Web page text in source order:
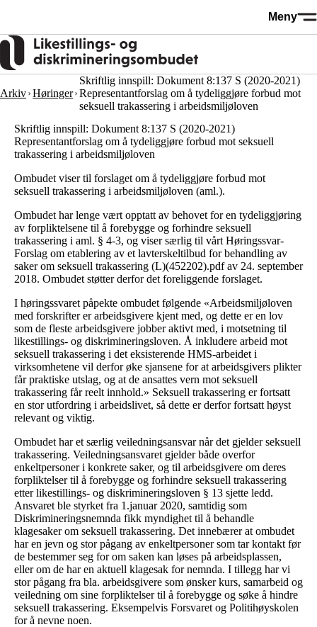
Meny
Arkiv Høringer
Skriftlig innspill: Dokument 8:137 S (2020-2021)
Representantforslag om å tydeliggjøre forbud mot
seksuell trakassering i arbeidsmiljøloven
Skriftlig innspill: Dokument 8:137 S (2020-2021)
Representantforslag om å tydeliggjøre forbud mot seksuell
trakassering i arbeidsmiljøloven
Ombudet viser til forslaget om å tydeliggjøre forbud mot
seksuell trakassering i arbeidsmiljøloven (aml.).
Ombudet har lenge vært opptatt av behovet for en tydeliggjøring
av forpliktelsene til å forebygge og forhindre seksuell
trakassering i aml. § 4-3, og viser særlig til vårt Høringssvar-
Forslag om etablering av et lavterskeltilbud for behandling av
saker om seksuell trakassering (L)(452202).pdf av 24. september
2018. Ombudet støtter derfor det foreliggende forslaget.
I høringssvaret påpekte ombudet følgende «Arbeidsmiljøloven
med forskrifter er arbeidsgivere kjent med, og dette er en lov
som de fleste arbeidsgivere jobber aktivt med, i motsetning til
likestillings- og diskrimineringsloven. Å inkludere arbeid mot
seksuell trakassering i det eksisterende HMS-arbeidet i
virksomhetene vil derfor øke sjansene for at arbeidsgivers plikter
får praktiske utslag, og at de ansattes vern mot seksuell
trakassering får reelt innhold.» Seksuell trakassering er fortsatt
en stor utfordring i arbeidslivet, så dette er derfor fortsatt høyst
relevant og viktig.
Ombudet har et særlig veiledningsansvar når det gjelder seksuell
trakassering. Veiledningsansvaret gjelder både overfor
enkeltpersoner i konkrete saker, og til arbeidsgivere om deres
forpliktelser til å forebygge og forhindre seksuell trakassering
etter likestillings- og diskrimineringsloven § 13 sjette ledd.
Ansvaret ble styrket fra 1.januar 2020, samtidig som
Diskrimineringsnemnda fikk myndighet til å behandle
klagesaker om seksuell trakassering. Det innebærer at ombudet
har en jevn og stor pågang av enkeltpersoner som tar kontakt før
de bestemmer seg for om saken kan løses på arbeidsplassen,
eller om de har en aktuell klagesak for nemnda. I tillegg har vi
stor pågang fra bla. arbeidsgivere som ønsker kurs, samarbeid og
veiledning om sine forpliktelser til å forebygge og søke å hindre
seksuell trakassering. Eksempelvis Forsvaret og Politihøyskolen
for å nevne noen.